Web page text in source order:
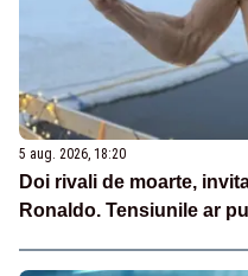
5 aug. 2026, 18:20
Doi rivali de moarte,
Ronaldo. Tensiunile ar